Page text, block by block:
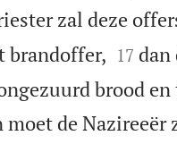
zal deze
brandoffer,
17 dan
brood
moet de